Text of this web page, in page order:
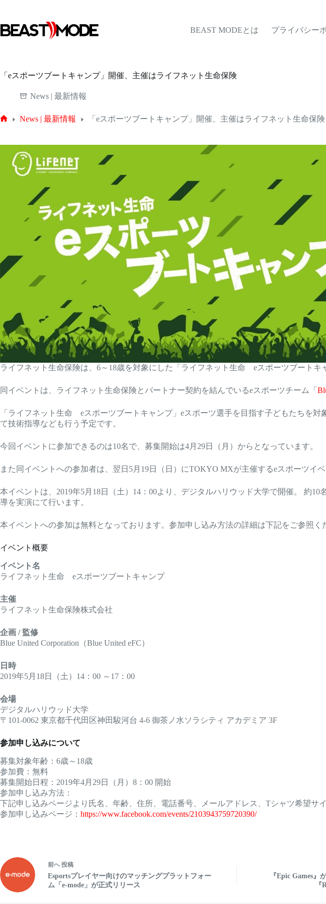
テ
ン
キ
BEAST MODEとは プライバシー
「eスポーツブートキャンプ」開催、主催はライフネット生命保険
News | 最新情報
News | 最新情報 「eスポーツブートキャンプ」開催、主催はライフネット生命保険
ライフネット生命保険は、6～18歳を対象にした「ライフネット生命 eスポーツブートキ
同イベントは、ライフネット生命保険とパートナー契約を結んでいるeスポーツチーム「
「ライフネット生命 eスポーツブートキャンプ」eスポーツ選手を目指す子どもたちを
て技術指導なども行う予定です。
今回イベントに参加できるのは10名で、募集開始は4月29日（月）からとなっています。
また同イベントへの参加者は、翌日5月19日（日）にTOKYO MXが主催するeスポーツイ
本イベントは、2019年5月18日（土）14：00より、デジタルハリウッド大学で開催。 約
導を実演にて行います。
本イベントへの参加は無料となっております。参加申し込み方法の詳細は下記をご参照
イベント概要
イベント名
ライフネット生命 eスポーツブートキャンプ
主催
ライフネット生命保険株式会社
企画 / 監修
Blue United Corporation（Blue United eFC）
日時
2019年5月18日（土）14：00 ～17：00
会場
デジタルハリウッド大学
〒101-0062 東京都千代田区神田駿河台 4-6 御茶ノ水ソラシティ アカデミア 3F
参加申し込みについて
募集対象年齢：6歳～18歳
参加費：無料
募集開始日程：2019年4月29日（月）8：00 開始
参加申し込み方法：
下記申し込みページより氏名、年齢、住所、電話番号、メールアドレス、Tシャツ希望サ
参加申し込みページ： https://www.facebook.com/events/2103943759720390/
前へ投稿
Esportsプレイヤー向けのマッチングプラットフォー
ム「e-mode」が正式リリース
『Epic Games』